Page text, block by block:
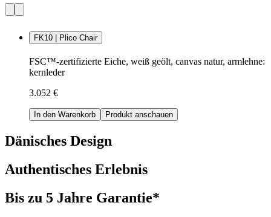
FK10 | Plico Chair
FSC™-zertifizierte Eiche, weiß geölt, canvas natur, armlehne:
kernleder
3.052 €
In den Warenkorb Produkt anschauen
Dänisches Design
Authentisches Erlebnis
Bis zu 5 Jahre Garantie*